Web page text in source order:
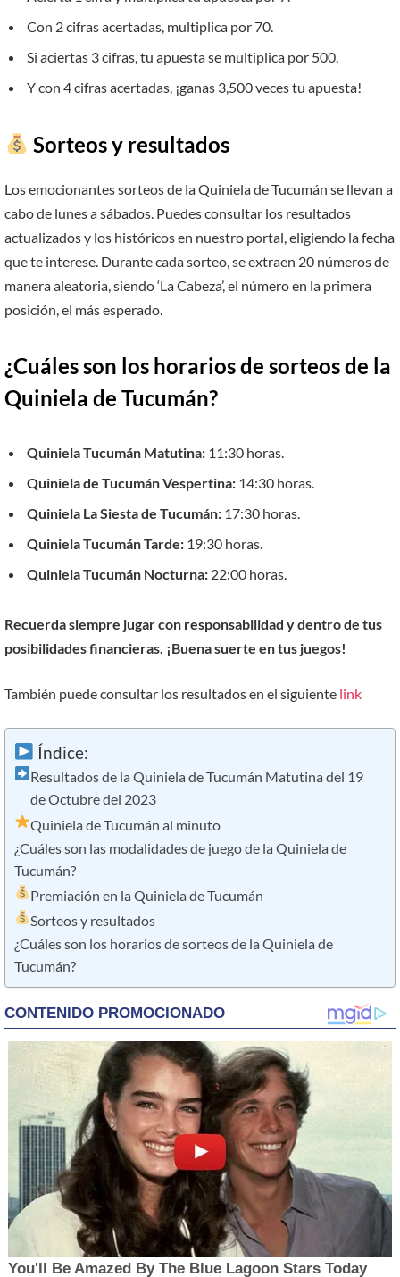
Con 2 cifras acertadas, multiplica por 70.
Si aciertas 3 cifras, tu apuesta se multiplica por 500.
Y con 4 cifras acertadas, ¡ganas 3,500 veces tu apuesta!
Sorteos y resultados
Los emocionantes sorteos de la Quiniela de Tucumán se llevan a
cabo de lunes a sábados. Puedes consultar los resultados
actualizados y los históricos en nuestro portal, eligiendo la fecha
que te interese. Durante cada sorteo, se extraen 20 números de
manera aleatoria, siendo ‘La Cabeza’, el número en la primera
posición, el más esperado.
¿Cuáles son los horarios de sorteos de la
Quiniela de Tucumán?
Quiniela Tucumán Matutina: 11:30 horas.
Quiniela de Tucumán Vespertina: 14:30 horas.
Quiniela La Siesta de Tucumán: 17:30 horas.
Quiniela Tucumán Tarde: 19:30 horas.
Quiniela Tucumán Nocturna: 22:00 horas.
Recuerda siempre jugar con responsabilidad y dentro de tus
posibilidades financieras. ¡Buena suerte en tus juegos!
También puede consultar los resultados en el siguiente link
Índice:
Resultados de la Quiniela de Tucumán Matutina del 19
de Octubre del 2023
Quiniela de Tucumán al minuto
¿Cuáles son las modalidades de juego de la Quiniela de
Tucumán?
Premiación en la Quiniela de Tucumán
Sorteos y resultados
¿Cuáles son los horarios de sorteos de la Quiniela de
Tucumán?